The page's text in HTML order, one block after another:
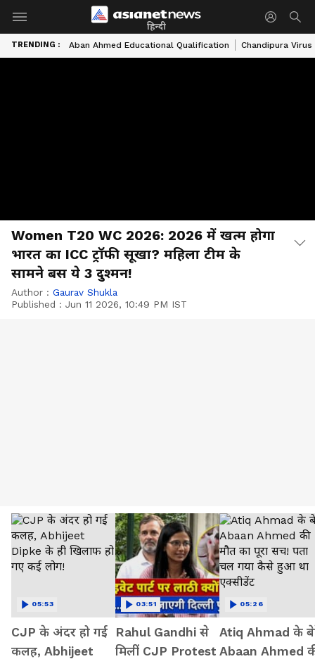
हिन्दी
TRENDING : Aban Ahmed Educational Qualification Chandipura
Women T20 WC 2026: 2026 में खत्म होगा
भारत का ICC ट्रॉफी सूखा? महिला टीम के
सामने बस ये 3 दुश्मन!
Author : Gaurav Shukla
Published : Jun 11 2026, 10:49 PM IST
CJP के अंदर हो गई
कलह, Abhijeet
05:53
Rahul Gandhi से
मिलीं CJP Protest
03:51
Atiq Ahmad के
Abaan Ahmed
05:26